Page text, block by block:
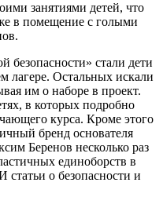
занятиями детей, что
в помещение с голыми
стали дети
лагере. Остальных искали
им о наборе в проект.
в которых подробно
курса. Кроме этого
бренд основателя
Беренов несколько раз
единоборств в
о безопасности и